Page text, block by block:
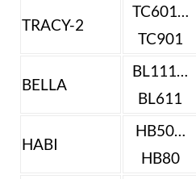
TRACY-2
TC601…
TC901
BELLA
BL111…
BL611
HABI
HB50…
HB80